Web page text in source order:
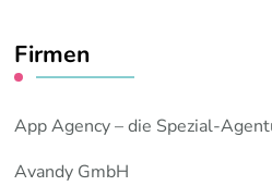
Firmen
App Agency – die Spezial-
Avandy GmbH